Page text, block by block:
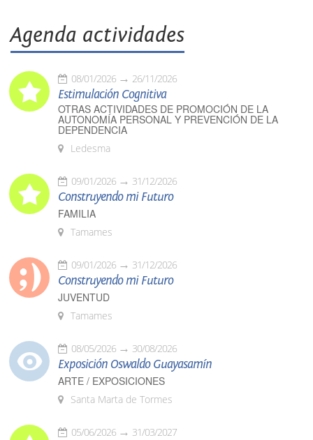
Agenda actividades
08/01/2026 26/11/2026
Estimulación Cognitiva
OTRAS ACTIVIDADES DE PROMOCIÓN DE LA
AUTONOMÍA PERSONAL Y PREVENCIÓN DE LA
DEPENDENCIA
Ledesma
09/01/2026 31/12/2026
Construyendo mi Futuro
FAMILIA
Tamames
09/01/2026 31/12/2026
Construyendo mi Futuro
JUVENTUD
Tamames
08/05/2026 30/08/2026
Exposición Oswaldo Guayasamín
ARTE / EXPOSICIONES
Santa Marta de Tormes
05/06/2026 31/03/2027